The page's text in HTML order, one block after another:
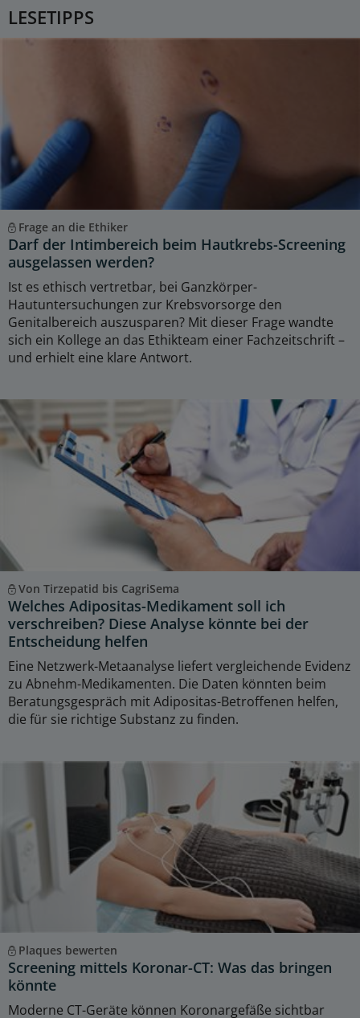
LESETIPPS
Frage an die Ethiker
Darf der Intimbereich beim Hautkrebs-Screening
ausgelassen werden?
Ist es ethisch vertretbar, bei Ganzkörper-
Hautuntersuchungen zur Krebsvorsorge den
Genitalbereich auszusparen? Mit dieser Frage wandte
sich ein Kollege an das Ethikteam einer Fachzeitschrift –
und erhielt eine klare Antwort.
Von Tirzepatid bis CagriSema
Welches Adipositas-Medikament soll ich
verschreiben? Diese Analyse könnte bei der
Entscheidung helfen
Eine Netzwerk-Metaanalyse liefert vergleichende Evidenz
zu Abnehm-Medikamenten. Die Daten könnten beim
Beratungsgespräch mit Adipositas-Betroffenen helfen,
die für sie richtige Substanz zu finden.
Plaques bewerten
Screening mittels Koronar-CT: Was das bringen
könnte
Moderne CT-Geräte können Koronargefäße sichtbar